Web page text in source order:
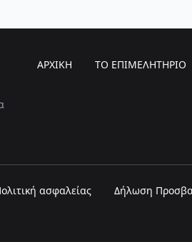
ΑΡΧΙΚΗ ΤΟ ΕΠΙΜΕΛΗΤΗΡΙΟ
ασφαλείας Δήλωση